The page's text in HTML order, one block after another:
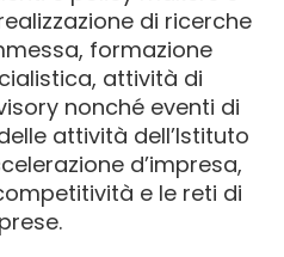
di ricerche
formazione
attività di
nonché eventi di
attività dell’Istituto
d’impresa,
e le reti di